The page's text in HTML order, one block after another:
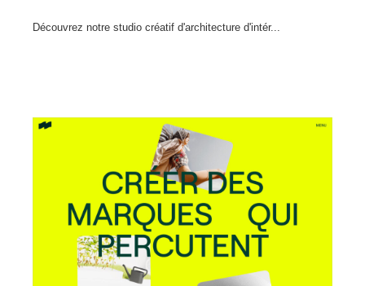
Découvrez notre studio créatif d'architecture d'intér...